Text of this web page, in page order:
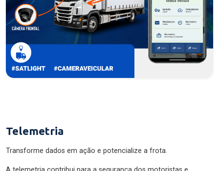
Telemetria
Transforme dados em ação e potencialize a frota.